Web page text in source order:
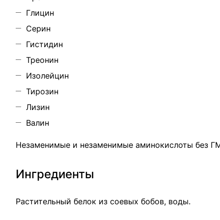
Глицин
Серин
Гистидин
Треонин
Изолейцин
Тирозин
Лизин
Валин
Незаменимые и незаменимые аминокислоты без
Ингредиенты
Растительный белок из соевых бобов, воды.